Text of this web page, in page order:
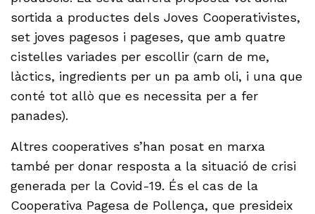
sortida a productes dels Joves Cooperativistes,
set joves pagesos i pageses, que amb quatre
cistelles variades per escollir (carn de me,
làctics, ingredients per un pa amb oli, i una que
conté tot allò que es necessita per a fer
panades).
Altres cooperatives s’han posat en marxa
també per donar resposta a la situació de crisi
generada per la Covid-19. És el cas de la
Cooperativa Pagesa de Pollença, que presideix